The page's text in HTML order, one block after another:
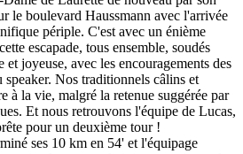
le boulevard Haussmann avec l'arrivée
périple. C'est avec un énième
escapade, tous ensemble, soudés
et joyeuse, avec les encouragements des
speaker. Nos traditionnels câlins et
à la vie, malgré la retenue suggérée par
Et nous retrouvons l'équipe de Lucas,
pour un deuxième tour !
ses 10 km en 54' et l'équipage